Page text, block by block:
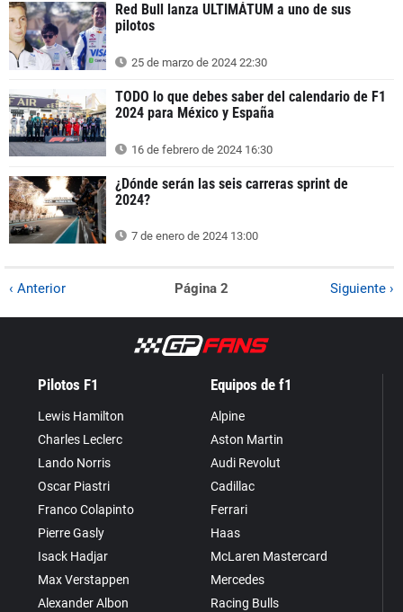
Red Bull lanza ULTIMÁTUM a uno de sus
pilotos
25 de marzo de 2024 22:30
TODO lo que debes saber del calendario de F1
2024 para México y España
16 de febrero de 2024 16:30
¿Dónde serán las seis carreras sprint de
2024?
7 de enero de 2024 13:00
‹ Anterior Página 2 Siguiente ›
Pilotos F1
Lewis Hamilton
Charles Leclerc
Lando Norris
Oscar Piastri
Franco Colapinto
Pierre Gasly
Isack Hadjar
Max Verstappen
Alexander Albon
Equipos de f1
Alpine
Aston Martin
Audi Revolut
Cadillac
Ferrari
Haas
McLaren Mastercard
Mercedes
Racing Bulls